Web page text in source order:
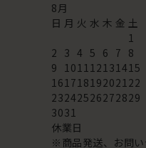
8月
日 月 火 水 木 金 土
1
2 3 4 5 6 7 8
9 101112131415
16171819202122
23242526272829
3031
休業日
※商品発送、お問い